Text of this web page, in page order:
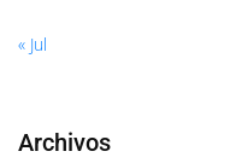
« Jul
Archivos